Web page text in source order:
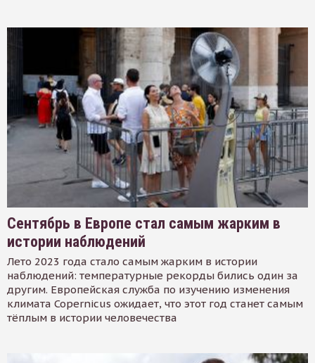
Сентябрь в Европе стал самым жарким в
истории наблюдений
Лето 2023 года стало самым жарким в истории
наблюдений: температурные рекорды бились один за
другим. Европейская служба по изучению изменения
климата Copernicus ожидает, что этот год станет самым
тёплым в истории человечества